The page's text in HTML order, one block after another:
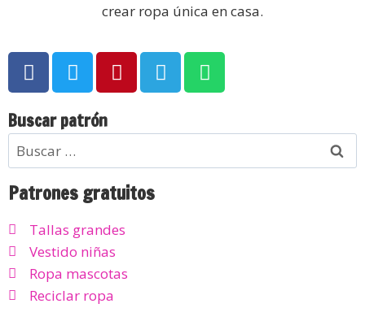
crear ropa única en casa.
Buscar patrón
Patrones gratuitos
Tallas grandes
Vestido niñas
Ropa mascotas
Reciclar ropa